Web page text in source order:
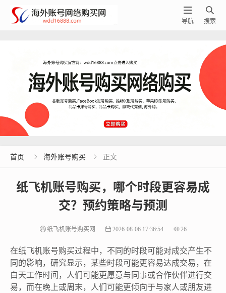

搜索

导航
首页  海外账号购买  正文
纸飞机账号购买，哪个时段更容易成
交？预约策略与预测
纸飞机账号购买网 2026-08-06 17:36:54 26
在纸飞机账号购买过程中，不同的时段可能对成交产生不
同的影响，研究显示，某些时段可能更容易达成交易，在
白天工作时间，人们可能更愿意与同事或合作伙伴进行交
易，而在晚上或周末，人们可能更倾向于与家人或朋友进